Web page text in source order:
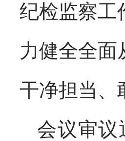
纪检监察工
力健全全面
干净担当、
会议审议